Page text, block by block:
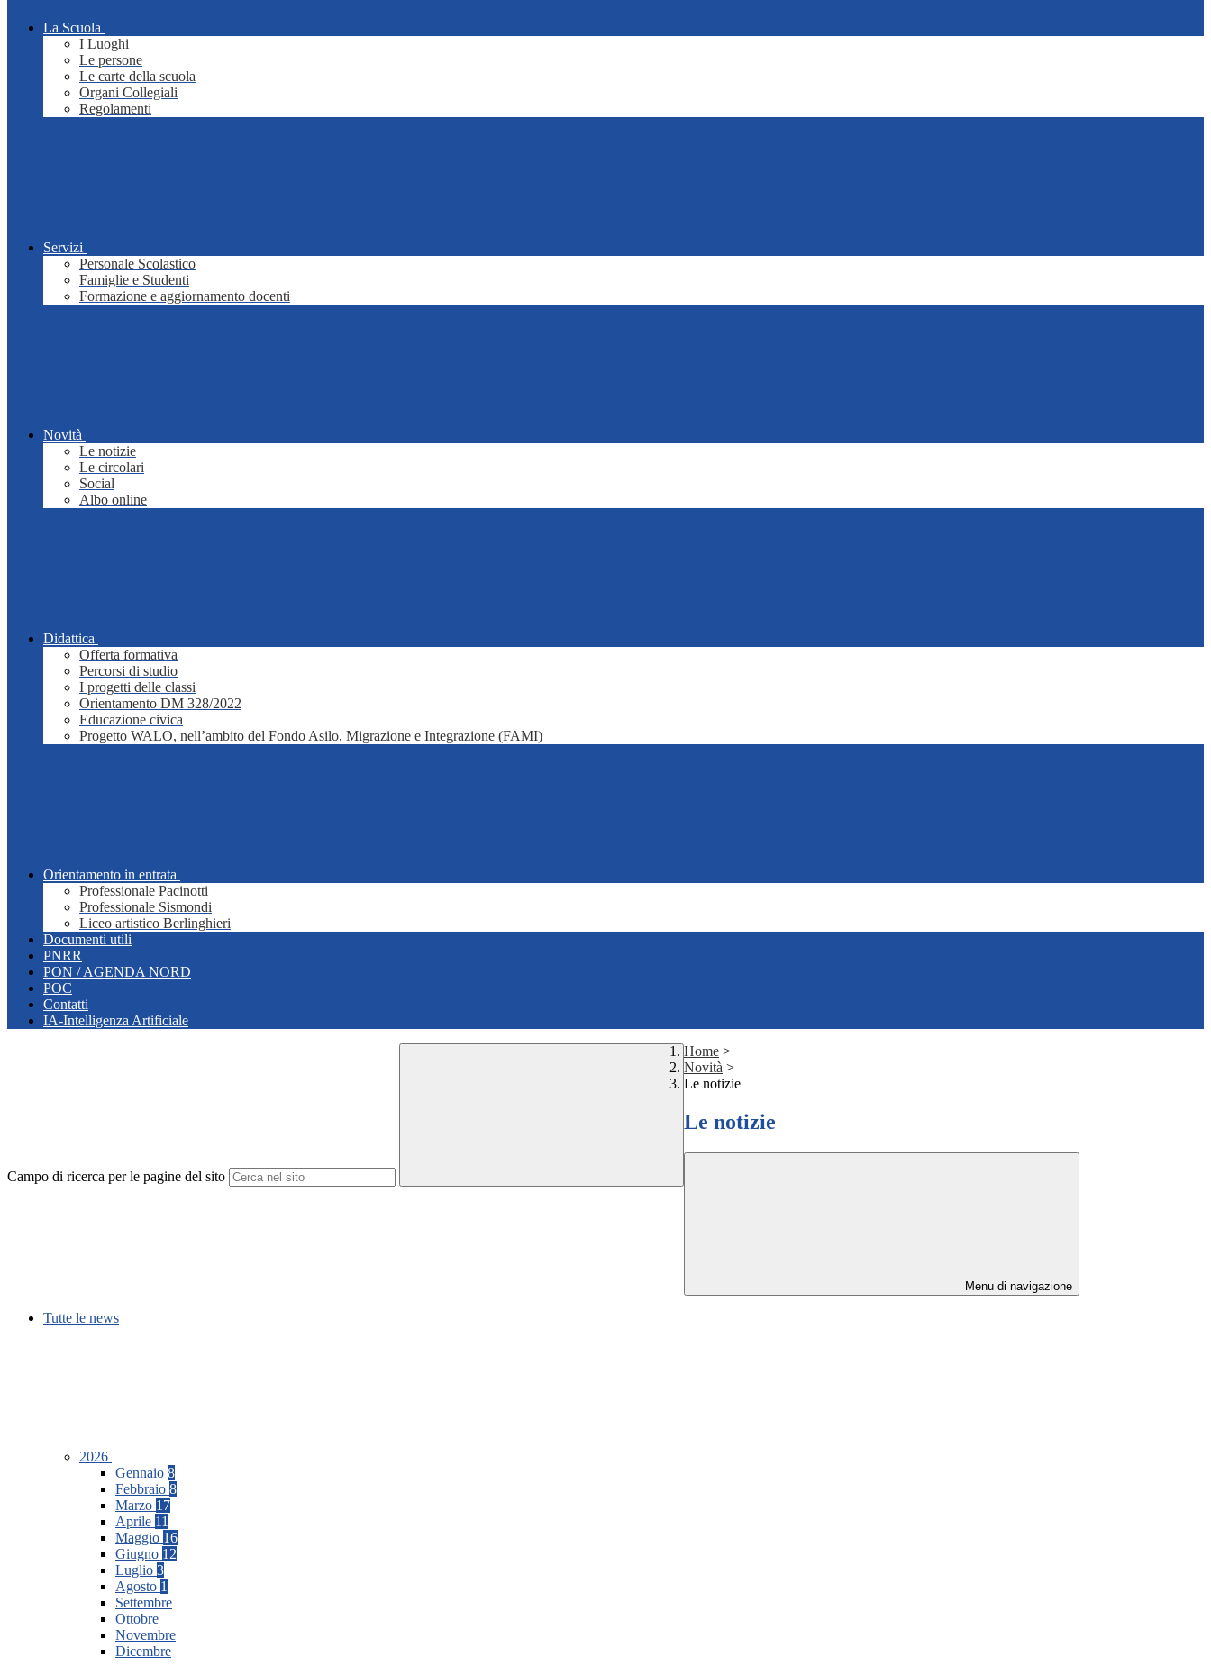
La Scuola
I Luoghi
Le persone
Le carte della scuola
Organi Collegiali
Regolamenti
Servizi
Personale Scolastico
Famiglie e Studenti
Formazione e aggiornamento docenti
Novità
Le notizie
Le circolari
Social
Albo online
Didattica
Offerta formativa
Percorsi di studio
I progetti delle classi
Orientamento DM 328/2022
Educazione civica
Progetto WALO, nell’ambito del Fondo Asilo, Migrazione e Integrazione (FAMI)
Orientamento in entrata
Professionale Pacinotti
Professionale Sismondi
Liceo artistico Berlinghieri
Documenti utili
PNRR
PON / AGENDA NORD
POC
Contatti
IA-Intelligenza Artificiale
Campo di ricerca per le pagine del sito
Home >
Novità >
Le notizie
Le notizie
Menu di navigazione
Tutte le news
2026
Gennaio 8
Febbraio 8
Marzo 17
Aprile 11
Maggio 16
Giugno 12
Luglio 3
Agosto 1
Settembre
Ottobre
Novembre
Dicembre